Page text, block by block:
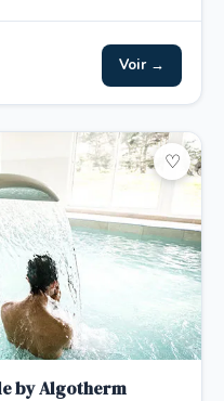
Voir →
♡
by Algotherm